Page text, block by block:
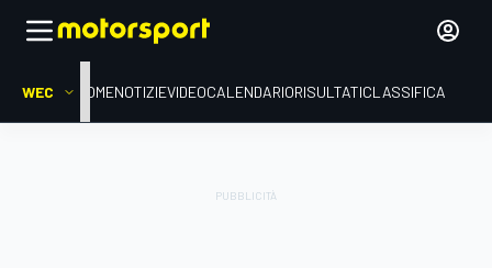
WEC HOMENOTIZIEVIDEOCALENDARIORISULTATICLASSIFICA